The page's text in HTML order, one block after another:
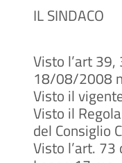
IL SINDACO
Visto l’art 39,
18/08/2008
Visto il
Visto il
del Consiglio
Visto l’art.